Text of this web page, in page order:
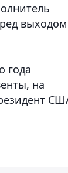
выходом
года
на